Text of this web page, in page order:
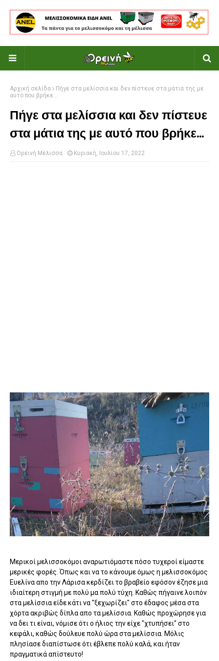
Αρχική σελίδα
Πήγε στα μελίσσια και δεν πίστευε στα μάτια της με
αυτό που βρήκε...
Πήγε στα μελίσσια και δεν πίστευε
στα μάτια της με αυτό που βρήκε...
Ορεινή Μέλισσα Κυριακή, Ιουλίου 17, 2022
Μερικοί μελισσοκόμοι αναρωτιόμαστε πόσο τυχεροί είμαστε
μερικές φορές. Όπως και να το κάνουμε όμως η μελισσοκόμος
Ευελίνα απο την Λάρισα κερδίζει το βραβείο εφόσον έζησε μια
ιδιαίτερη στιγμή με πολύ μα πολύ τύχη. Καθώς πήγαινε λοιπόν
στα μελίσσια είδε κάτι να "ξεχωρίζει" στο έδαφος μέσα στα
χόρτα ακριβώς δίπλα απο τα μελίσσια. Καθώς προχώρησε για
να δει τι είναι, νόμισε ότι ο ήλιος την είχε "χτυπήσει" στο
κεφάλι, καθώς δούλευε πολύ ώρα στα μελίσσια. Μόλις
πλησίασε διαπίστωσε ότι έβλεπε πολύ καλά, και ήταν
πραγματικά απίστευτο!